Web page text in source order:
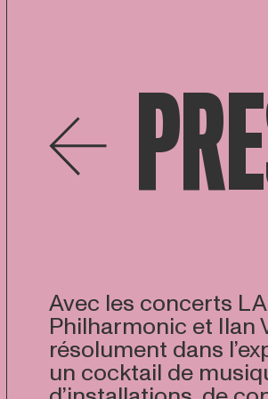
Avec les concerts
Philharmonic et Ilan
résolument dans
un cocktail de